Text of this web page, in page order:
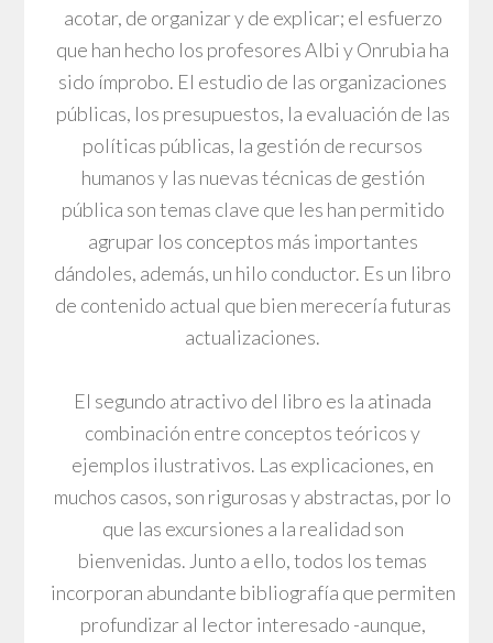
acotar, de organizar y de explicar; el esfuerzo
que han hecho los profesores Albi y Onrubia ha
sido ímprobo. El estudio de las organizaciones
públicas, los presupuestos, la evaluación de las
políticas públicas, la gestión de recursos
humanos y las nuevas técnicas de gestión
pública son temas clave que les han permitido
agrupar los conceptos más importantes
dándoles, además, un hilo conductor. Es un libro
de contenido actual que bien merecería futuras
actualizaciones.
El segundo atractivo del libro es la atinada
combinación entre conceptos teóricos y
ejemplos ilustrativos. Las explicaciones, en
muchos casos, son rigurosas y abstractas, por lo
que las excursiones a la realidad son
bienvenidas. Junto a ello, todos los temas
incorporan abundante bibliografía que permiten
profundizar al lector interesado -aunque,